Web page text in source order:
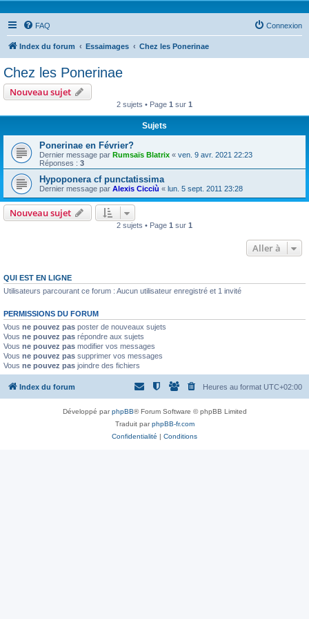
FAQ Connexion
Index du forum Essaimages Chez les Ponerinae
Chez les Ponerinae
Nouveau sujet
2 sujets • Page 1 sur 1
Sujets
Ponerinae en Février?
Dernier message par Rumsaïs Blatrix « ven. 9 avr. 2021 22:23
Réponses : 3
Hypoponera cf punctatissima
Dernier message par Alexis Cicciù « lun. 5 sept. 2011 23:28
Nouveau sujet
2 sujets • Page 1 sur 1
Aller à
QUI EST EN LIGNE
Utilisateurs parcourant ce forum : Aucun utilisateur enregistré et 1 invité
PERMISSIONS DU FORUM
Vous ne pouvez pas poster de nouveaux sujets
Vous ne pouvez pas répondre aux sujets
Vous ne pouvez pas modifier vos messages
Vous ne pouvez pas supprimer vos messages
Vous ne pouvez pas joindre des fichiers
Index du forum Heures au format UTC+02:00
Développé parphpBB® Forum Software © phpBB Limited
Traduit parphpBB-fr.com
Confidentialité | Conditions